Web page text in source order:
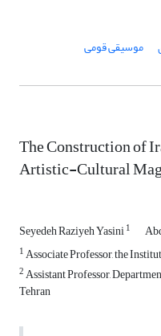
موسیقی قومی
The Construction of
Artistic-Cultural
Seyedeh Raziyeh Yasini1
1Associate Professor, the
2Assistant Professor,
Tehran